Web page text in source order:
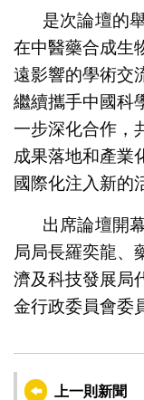
是次論壇的
在中醫藥合成生
遠影響的學術交
繼續攜手中國科
一步深化合作，
成果落地和產業
國際化注入新的
出席論壇開
局局長羅奕龍、
濟及科技發展局
金行政委員會委
上一則新聞